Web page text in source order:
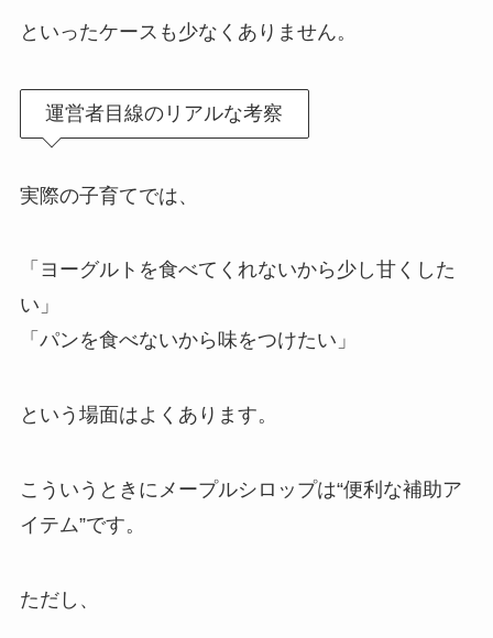
といったケースも少なくありません。
運営者目線のリアルな考察
実際の子育てでは、
「ヨーグルトを食べてくれないから少し甘くした
い」
「パンを食べないから味をつけたい」
という場面はよくあります。
こういうときにメープルシロップは“便利な補助ア
イテム”です。
ただし、